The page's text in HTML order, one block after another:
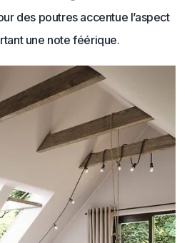
des poutres accentue l’aspect
une note féérique.